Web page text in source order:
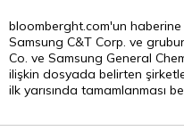
bloomberght.com'un
Samsung C&T Corp. ve
Co. ve Samsung General
ilişkin dosyada belirten
ilk yarısında tamamlanması